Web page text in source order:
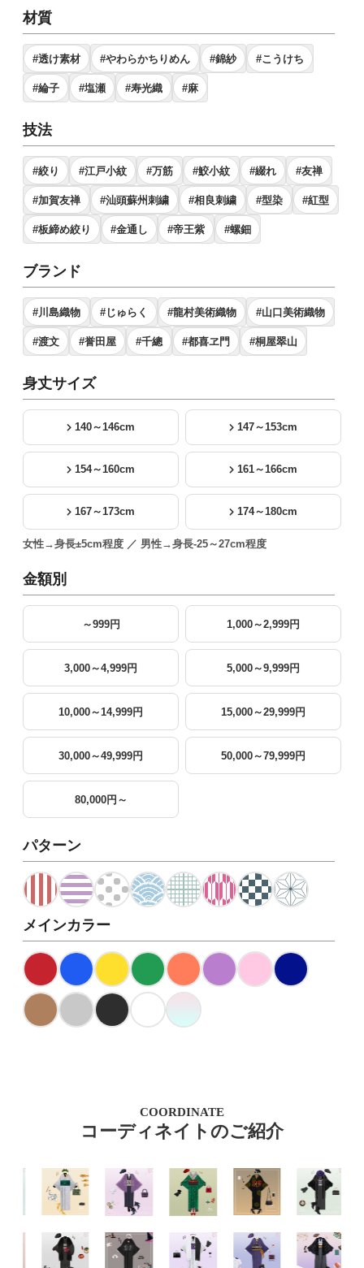
材質
#透け素材 #やわらかちりめん #錦紗 #こうけち
#綸子 #塩瀬 #寿光織 #麻
技法
#絞り #江戸小紋 #万筋 #鮫小紋 #綴れ #友禅
#加賀友禅 #汕頭蘇州刺繍 #相良刺繍 #型染 #紅型
#板締め絞り #金通し #帝王紫 #螺鈿
ブランド
#川島織物 #じゅらく #龍村美術織物 #山口美術織物
#渡文 #誉田屋 #千總 #都喜ヱ門 #桐屋翠山
身丈サイズ
140～146cm 147～153cm
154～160cm 161～166cm
167～173cm 174～180cm
女性→身長±5cm程度 ／ 男性→身長-25～27cm程度
金額別
～999円 1,000～2,999円
3,000～4,999円 5,000～9,999円
10,000～14,999円 15,000～29,999円
30,000～49,999円 50,000～79,999円
80,000円～
パターン
メインカラー
COORDINATE
コーディネイトのご紹介